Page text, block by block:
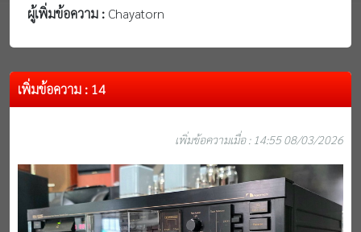
ผู้เพิ่มข้อความ : Chayatorn
เพิ่มข้อความ : 14
เพิ่มข้อความเมื่อ : 14:55 08/03/2026